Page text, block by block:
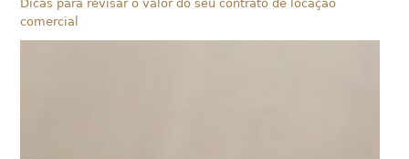
Dicas para revisar o valor do seu contrato de locação
comercial